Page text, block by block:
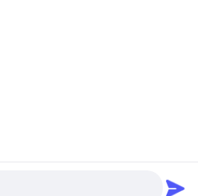
Co.,Ltd. All Rights Reserved.